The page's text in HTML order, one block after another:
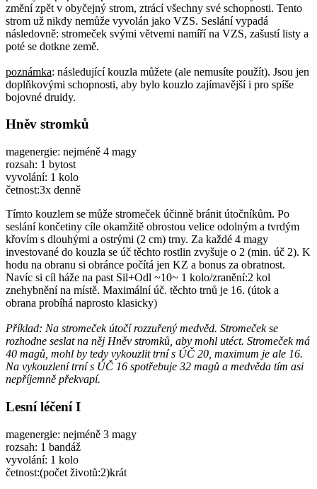
změní zpět v obyčejný strom, ztrácí všechny své schopnosti. Tento
strom už nikdy nemůže vyvolán jako VZS. Seslání vypadá
následovně: stromeček svými větvemi namíří na VZS, zašustí listy a
poté se dotkne země.
poznámka: následující kouzla můžete (ale nemusíte použít). Jsou jen
doplňkovými schopnosti, aby bylo kouzlo zajímavější i pro spíše
bojovné druidy.
Hněv stromků
magenergie: nejméně 4 magy
rozsah: 1 bytost
vyvolání: 1 kolo
četnost:3x denně
Tímto kouzlem se může stromeček účinně bránit útočníkům. Po
seslání končetiny cíle okamžitě obrostou velice odolným a tvrdým
křovím s dlouhými a ostrými (2 cm) trny. Za každé 4 magy
investované do kouzla se úč těchto rostlin zvyšuje o 2 (min. úč 2). K
hodu na obranu si obránce počítá jen KZ a bonus za obratnost.
Navíc si cíl háže na past Sil+Odl ~10~ 1 kolo/zranění:2 kol
znehybnění na místě. Maximální úč. těchto trnů je 16. (útok a
obrana probíhá naprosto klasicky)
Příklad: Na stromeček útočí rozzuřený medvěd. Stromeček se
rozhodne seslat na něj Hněv stromků, aby mohl utéct. Stromeček má
40 magů, mohl by tedy vykouzlit trní s ÚČ 20, maximum je ale 16.
Na vykouzlení trní s ÚČ 16 spotřebuje 32 magů a medvěda tím asi
nepříjemně překvapí.
Lesní léčení I
magenergie: nejméně 3 magy
rozsah: 1 bandáž
vyvolání: 1 kolo
četnost:(počet životů:2)krát